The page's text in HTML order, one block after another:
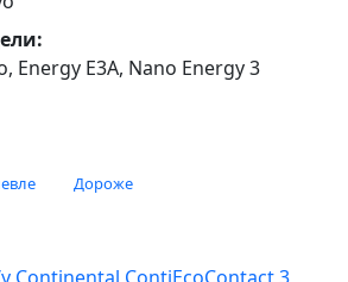
Energy E3A, Nano Energy 3
Дороже